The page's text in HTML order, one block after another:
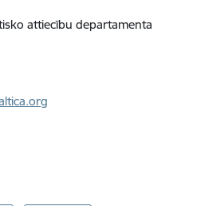
attiecību departamenta